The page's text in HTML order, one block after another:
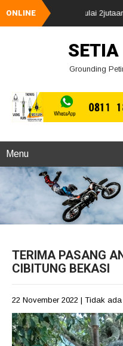
ONLINE
petir, harga mulai 2jutaan
SETIA
Grounding
Menu
TERIMA PASANG
CIBITUNG BEKASI
22 November 2022 | Tidak ada